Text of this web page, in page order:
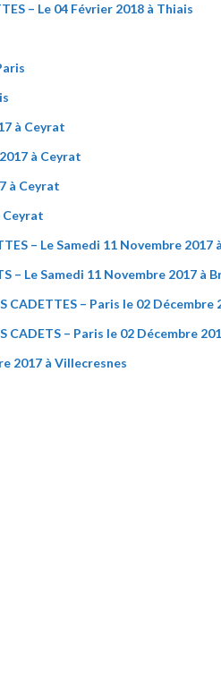
– Le 04 Février 2018 à Thiais
à Ceyrat
à Ceyrat
à Ceyrat
Ceyrat
– Le Samedi 11 Novembre
– Le Samedi 11 Novembre 2017 à
CADETTES – Paris le 02 Décembre
CADETS – Paris le 02 Décembre
2017 à Villecresnes